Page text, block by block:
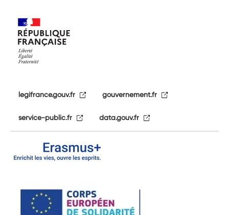
legifrance.gouv.fr gouvernement.fr
service-public.fr data.gouv.fr